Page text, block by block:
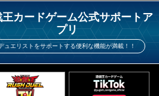
王カードゲーム公式サポートア
プリ
ュエリストをサポートする便利な機能が満載！！